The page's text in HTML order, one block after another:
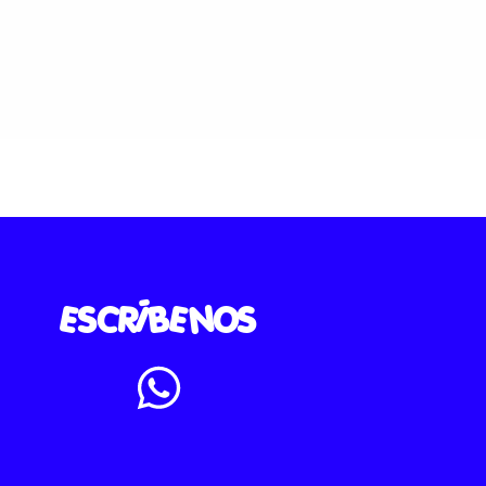
ESCRÍBENOS